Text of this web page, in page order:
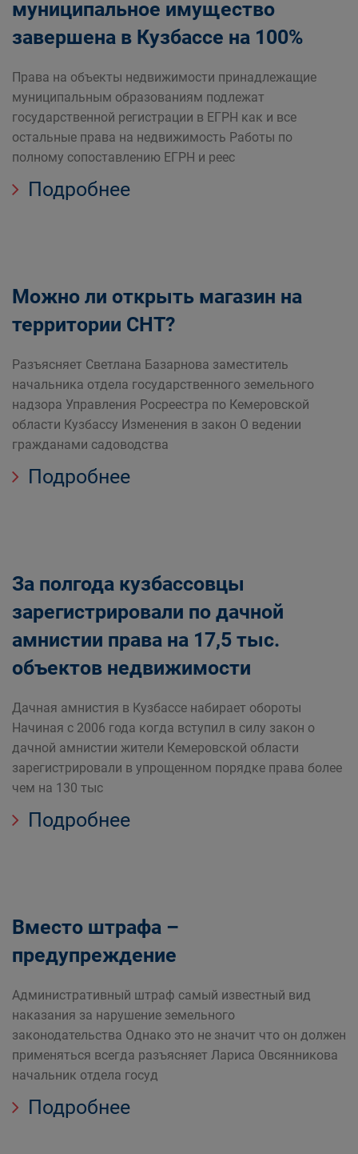
муниципальное имущество
завершена в Кузбассе на 100%
Права на объекты недвижимости принадлежащие
муниципальным образованиям подлежат
государственной регистрации в ЕГРН как и все
остальные права на недвижимость Работы по
полному сопоставлению ЕГРН и реес
Подробнее
Можно ли открыть магазин на
территории СНТ?
Разъясняет Светлана Базарнова заместитель
начальника отдела государственного земельного
надзора Управления Росреестра по Кемеровской
области Кузбассу Изменения в закон О ведении
гражданами садоводства
Подробнее
За полгода кузбассовцы
зарегистрировали по дачной
амнистии права на 17,5 тыс.
объектов недвижимости
Дачная амнистия в Кузбассе набирает обороты
Начиная с 2006 года когда вступил в силу закон о
дачной амнистии жители Кемеровской области
зарегистрировали в упрощенном порядке права более
чем на 130 тыс
Подробнее
Вместо штрафа –
предупреждение
Административный штраф самый известный вид
наказания за нарушение земельного
законодательства Однако это не значит что он должен
применяться всегда разъясняет Лариса Овсянникова
начальник отдела госуд
Подробнее